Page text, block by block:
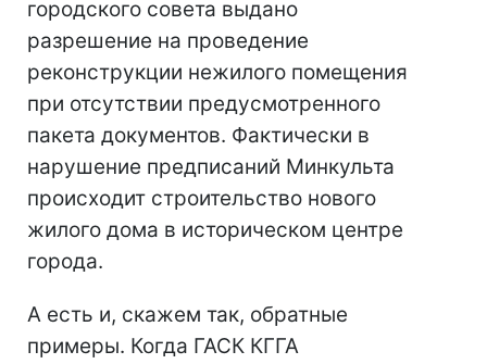
городского совета выдано
разрешение на проведение
реконструкции нежилого помещения
при отсутствии предусмотренного
пакета документов. Фактически в
нарушение предписаний Минкульта
происходит строительство нового
жилого дома в историческом центре
города.
А есть и, скажем так, обратные
примеры. Когда ГАСК КГГА